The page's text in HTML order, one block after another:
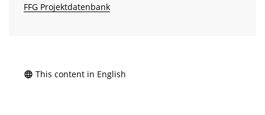
FFG Projektdatenbank
This content in English